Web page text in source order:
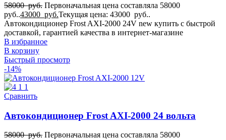
58000руб. Первоначальная цена составляла 58000
руб..43000 руб.Текущая цена: 43000 руб..
Автокондиционер Frost AXI-2000 24V new купить с быстрой
доставкой, гарантией качества в интернет-магазине
В избранное
В корзину
Быстрый просмотр
-14%
Сравнить
Автокондиционер Frost AXI-2000 24 вольта
58000руб. Первоначальная цена составляла 58000